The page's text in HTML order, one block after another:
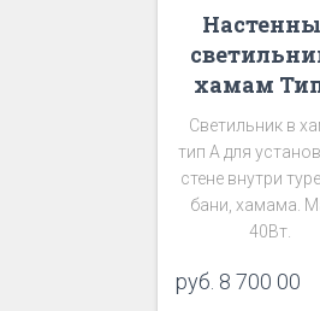
хамам
Светильник в
тип А для
стене внутри
бани, хамама.
40Вт.
руб. 8 700 00